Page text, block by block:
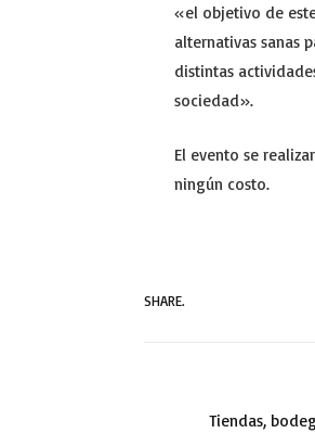
«el objetivo de
alternativas sanas
distintas
sociedad».
El evento se
ningún costo.
SHARE.
Tiendas,